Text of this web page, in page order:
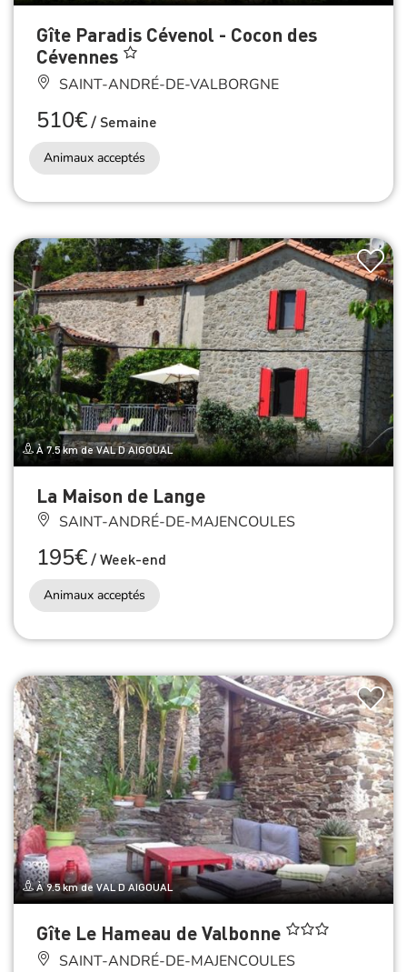
Gîte Paradis Cévenol - Cocon des
Cévennes
SAINT-ANDRÉ-DE-VALBORGNE
510€/Semaine
Animaux acceptés
À 7.5 km de VAL D AIGOUAL
La Maison de Lange
SAINT-ANDRÉ-DE-MAJENCOULES
195€/Week-end
Animaux acceptés
À 9.5 km de VAL D AIGOUAL
Gîte Le Hameau de Valbonne
SAINT-ANDRÉ-DE-MAJENCOULES